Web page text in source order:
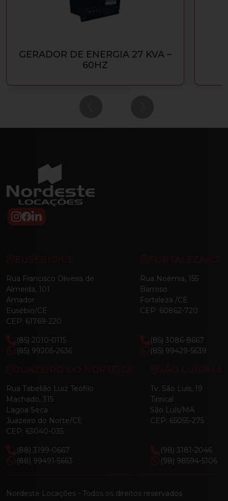
GERADOR DE ENERGIA 27 KVA –
60HZ
EUSÉBIO/CE
Rua Francisco Oliveira de
Almeida, 101
Amador
Eusébio/CE
CEP: 61769-220
(85) 2010-0115
(85) 99205-2636
FORTALEZA/CE
Rua Noêmia, 155
Barroso
Fortaleza /CE
CEP: 60862-720
(85) 3086-8667
(85) 99429-5639
JUAZEIRO DO NORTE/CE
Rua Tabelião Luiz Teófilo
Machado, 315
Lagoa Seca
Juazeiro do Norte/CE
CEP: 63040-035
(88) 3199-0667
(88) 99491-5663
SÃO LUÍS/MA
Tv. São Luís, 19
Tirirical
São Luís/MA
CEP: 65055-275
(98) 3181-2046
(98) 98594-5106
Nordeste Locações - Todos os direitos reservados